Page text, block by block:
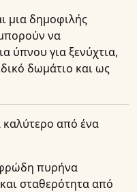
μια δημοφιλής
να
ύπνου για ξενύχτια,
δωμάτιο και ως
από ένα
πυρήνα
σταθερότητα από